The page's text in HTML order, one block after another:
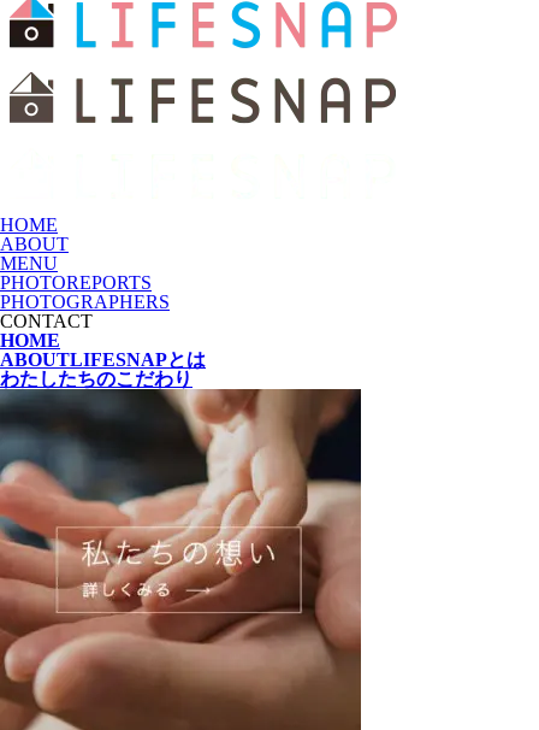
HOME
ABOUT
MENU
PHOTOREPORTS
PHOTOGRAPHERS
CONTACT
HOME
ABOUTLIFESNAPとは
わたしたちのこだわり